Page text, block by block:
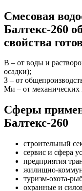
Смесовая
Балтекс-260
свойства
В – от воды и
осадки);
З – от
Ми – от механических
Сферы
Балтекс-260
строительный
сервис и сфера
предприятия
жилищно-
туризм-охота-
охранные и